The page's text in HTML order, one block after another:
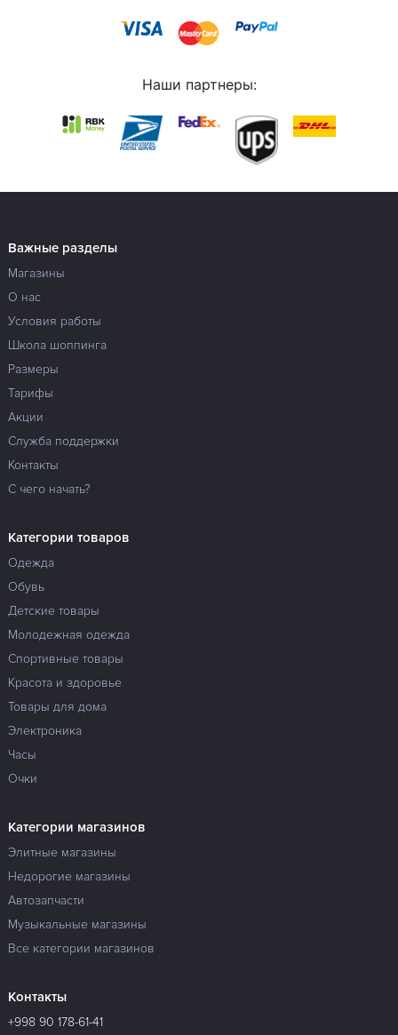
Наши партнеры:
Важные разделы
Магазины
О нас
Условия работы
Школа шоппинга
Размеры
Тарифы
Акции
Служба поддержки
Контакты
С чего начать?
Категории товаров
Одежда
Обувь
Детские товары
Молодежная одежда
Спортивные товары
Красота и здоровье
Товары для дома
Электроника
Часы
Очки
Категории магазинов
Элитные магазины
Недорогие магазины
Автозапчасти
Музыкальные магазины
Все категории магазинов
Контакты
+998 90 178-61-41